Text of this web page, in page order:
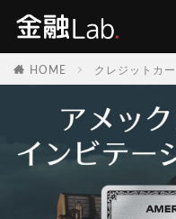
HOME クレジットカ